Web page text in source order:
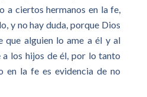
a ciertos hermanos en la fe,
y no hay duda, porque Dios
que alguien lo ame a él y al
los hijos de él, por lo tanto
en la fe es evidencia de no